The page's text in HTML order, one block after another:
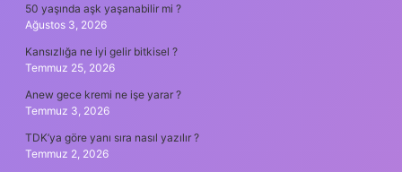
50 yaşında aşk yaşanabilir mi ?
Ağustos 3, 2026
Kansızlığa ne iyi gelir bitkisel ?
Temmuz 25, 2026
Anew gece kremi ne işe yarar ?
Temmuz 3, 2026
TDK’ya göre yanı sıra nasıl yazılır ?
Temmuz 2, 2026